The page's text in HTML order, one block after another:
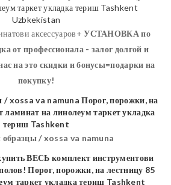
аксессуаров+УСТАНОВКАпо
от профессионала - залог долгой и
на это скидки и бонусы=подарки на
покупку!
образцы / xossa va namuna